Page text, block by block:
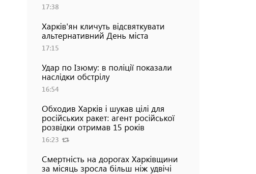
17:38
Харків'ян кличуть відсвяткувати
альтернативний День міста
17:15
Удар по Ізюму: в поліції показали
наслідки обстрілу
16:54
Обходив Харків і шукав цілі для
російських ракет: агент російської
розвідки отримав 15 років
16:23
Смертність на дорогах Харківщини
за місяць зросла більш ніж удвічі